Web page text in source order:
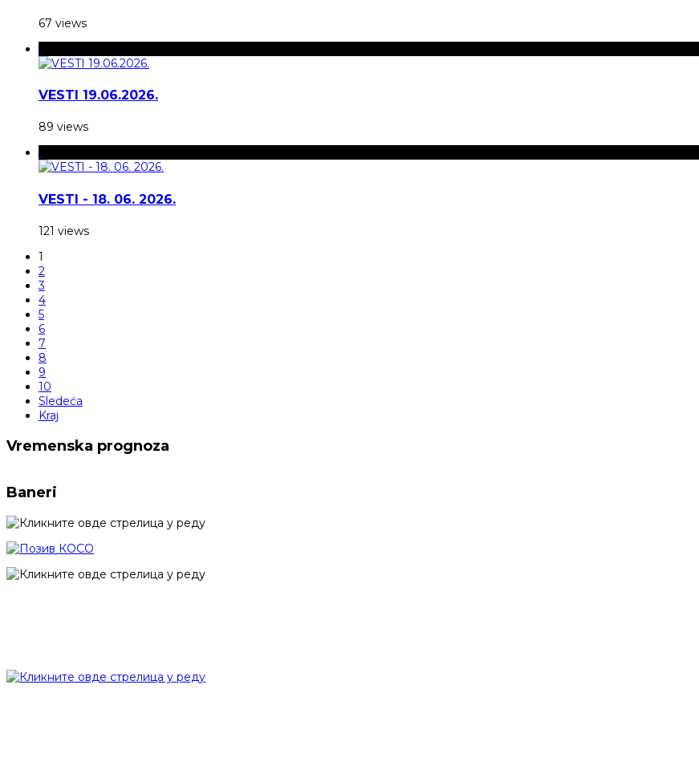
67 views
VESTI 19.06.2026.
89 views
VESTI - 18. 06. 2026.
121 views
1
2
3
4
5
6
7
8
9
10
Sledeća
Kraj
Vremenska prognoza
Baneri